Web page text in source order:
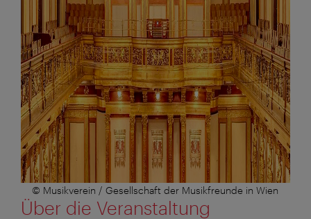
© Musikverein / Gesellschaft der Musikfreunde in Wien
Über die Veranstaltung